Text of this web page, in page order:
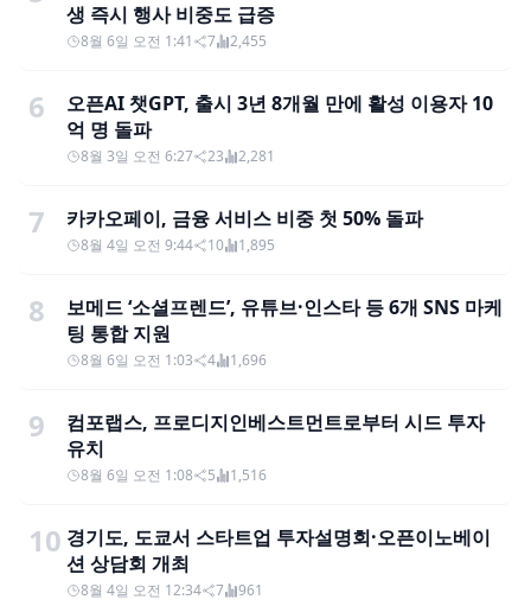
생 즉시 행사 비중도 급증
8월 6일 오전 1:41 7 2,455
6
오픈AI 챗GPT, 출시 3년 8개월 만에 활성 이용자 10
억 명 돌파
8월 3일 오전 6:27 23 2,281
7 카카오페이, 금융 서비스 비중 첫 50% 돌파
8월 4일 오전 9:44 10 1,895
8
보메드 ‘소셜프렌드’, 유튜브·인스타 등 6개 SNS 마케
팅 통합 지원
8월 6일 오전 1:03 4 1,696
9
컴포랩스, 프로디지인베스트먼트로부터 시드 투자
유치
8월 6일 오전 1:08 5 1,516
10 경기도, 도쿄서 스타트업 투자설명회·오픈이노베이
션 상담회 개최
8월 4일 오전 12:34 7 961